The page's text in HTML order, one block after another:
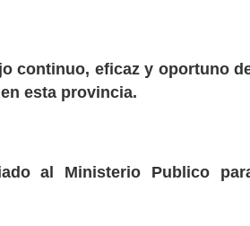
continuo, eficaz y oportuno
esta provincia.
al Ministerio Publico